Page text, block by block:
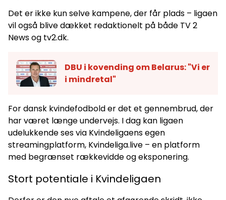
Det er ikke kun selve kampene, der får plads – ligaen
vil også blive dækket redaktionelt på både TV 2
News og tv2.dk.
DBU i kovending om Belarus: "Vi er
i mindretal"
For dansk kvindefodbold er det et gennembrud, der
har været længe undervejs. I dag kan ligaen
udelukkende ses via Kvindeligaens egen
streamingplatform, Kvindeliga.live – en platform
med begrænset rækkevidde og eksponering.
Stort potentiale i Kvindeligaen